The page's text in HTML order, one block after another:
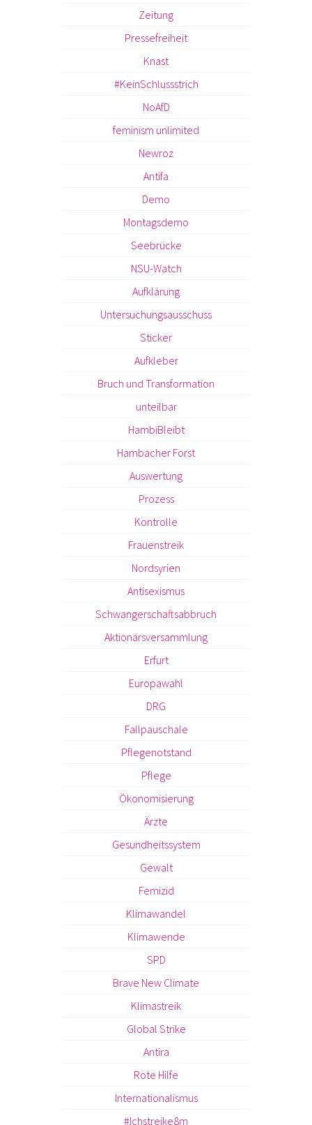
Zeitung
Pressefreiheit
Knast
#KeinSchlussstrich
NoAfD
feminism unlimited
Newroz
Antifa
Demo
Montagsdemo
Seebrücke
NSU-Watch
Aufklärung
Untersuchungsausschuss
Sticker
Aufkleber
Bruch und Transformation
unteilbar
HambiBleibt
Hambacher Forst
Auswertung
Prozess
Kontrolle
Frauenstreik
Nordsyrien
Antisexismus
Schwangerschaftsabbruch
Aktionärsversammlung
Erfurt
Europawahl
DRG
Fallpauschale
Pflegenotstand
Pflege
Ökonomisierung
Ärzte
Gesundheitssystem
Gewalt
Femizid
Klimawandel
Klimawende
SPD
Brave New Climate
Klimastreik
Global Strike
Antira
Rote Hilfe
Internationalismus
#Ichstreike8m